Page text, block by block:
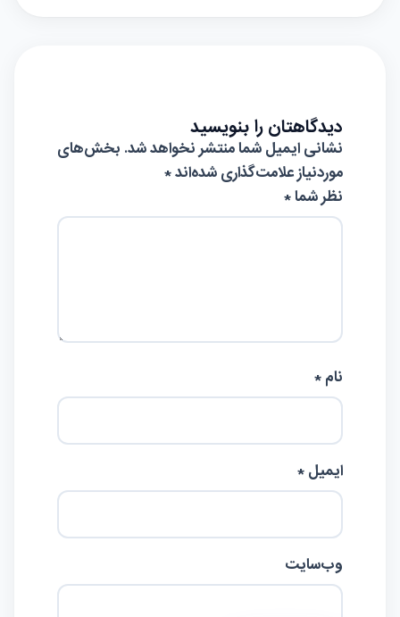
دیدگاهتان را بنویسید
نشانی ایمیل شما منتشر نخواهد شد. بخش‌های
موردنیاز علامت‌گذاری شده‌اند*
نظر شما *
نام *
ایمیل *
وب‌سایت